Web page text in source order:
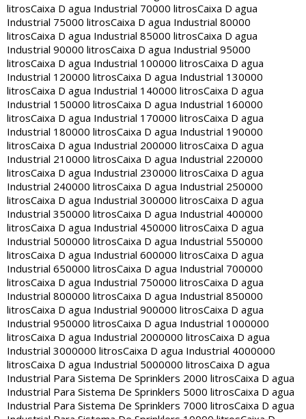
litrosCaixa D agua Industrial 70000 litrosCaixa D agua
Industrial 75000 litrosCaixa D agua Industrial 80000
litrosCaixa D agua Industrial 85000 litrosCaixa D agua
Industrial 90000 litrosCaixa D agua Industrial 95000
litrosCaixa D agua Industrial 100000 litrosCaixa D agua
Industrial 120000 litrosCaixa D agua Industrial 130000
litrosCaixa D agua Industrial 140000 litrosCaixa D agua
Industrial 150000 litrosCaixa D agua Industrial 160000
litrosCaixa D agua Industrial 170000 litrosCaixa D agua
Industrial 180000 litrosCaixa D agua Industrial 190000
litrosCaixa D agua Industrial 200000 litrosCaixa D agua
Industrial 210000 litrosCaixa D agua Industrial 220000
litrosCaixa D agua Industrial 230000 litrosCaixa D agua
Industrial 240000 litrosCaixa D agua Industrial 250000
litrosCaixa D agua Industrial 300000 litrosCaixa D agua
Industrial 350000 litrosCaixa D agua Industrial 400000
litrosCaixa D agua Industrial 450000 litrosCaixa D agua
Industrial 500000 litrosCaixa D agua Industrial 550000
litrosCaixa D agua Industrial 600000 litrosCaixa D agua
Industrial 650000 litrosCaixa D agua Industrial 700000
litrosCaixa D agua Industrial 750000 litrosCaixa D agua
Industrial 800000 litrosCaixa D agua Industrial 850000
litrosCaixa D agua Industrial 900000 litrosCaixa D agua
Industrial 950000 litrosCaixa D agua Industrial 1000000
litrosCaixa D agua Industrial 2000000 litrosCaixa D agua
Industrial 3000000 litrosCaixa D agua Industrial 4000000
litrosCaixa D agua Industrial 5000000 litrosCaixa D agua
Industrial Para Sistema De Sprinklers 2000 litrosCaixa D agua
Industrial Para Sistema De Sprinklers 5000 litrosCaixa D agua
Industrial Para Sistema De Sprinklers 7000 litrosCaixa D agua